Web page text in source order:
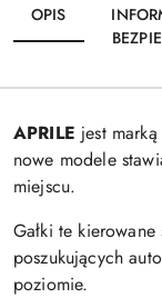
OPIS
APRILE jest
nowe modele
miejscu.
Gałki te
poszukujących
poziomie.